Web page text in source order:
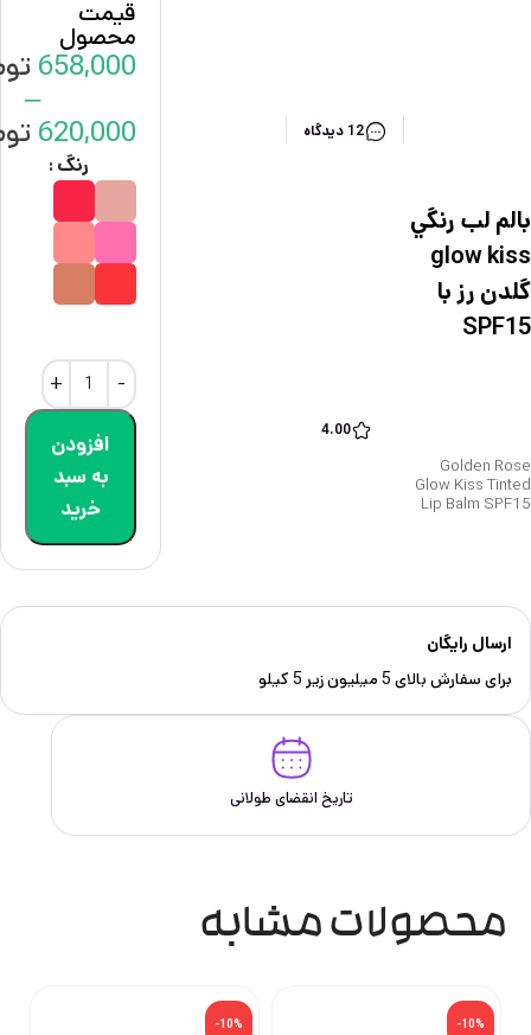
12 دیدگاه
4.00
بالم لب رنگي
glow kiss
گلدن رز با
SPF15
Golden Rose
Glow Kiss Tinted
Lip Balm SPF15
قیمت
محصول
658,000
–
620,000
رنگ
افزودن
به سبد
خرید
ارسال رایگان
برای سفارش‌ بالای 5 میلیون زیر 5 کیلو
تاریخ انقضای طولانی
محصولات مشابه
-10%
-10%